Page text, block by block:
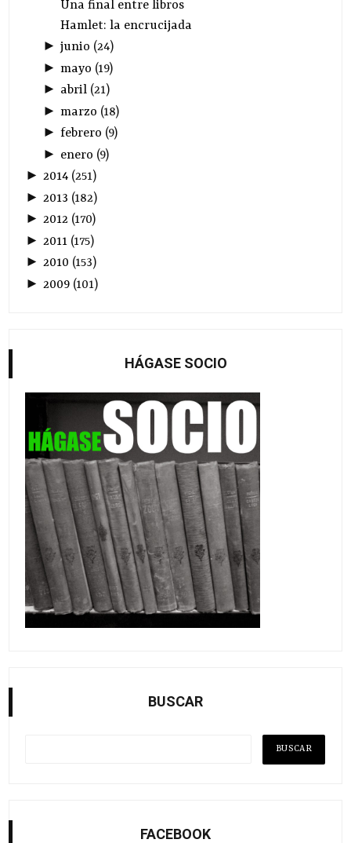
Una final entre libros
Hamlet: la encrucijada
► junio (24)
► mayo (19)
► abril(21)
► marzo (18)
► febrero (9)
► enero (9)
►2014 (251)
► 2013 (182)
►2012 (170)
► 2011 (175)
►2010 (153)
► 2009 (101)
HÁGASE SOCIO
BUSCAR
FACEBOOK